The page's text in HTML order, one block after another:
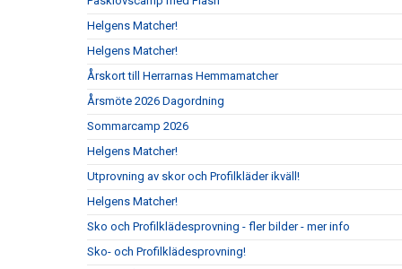
Helgens Matcher!
Helgens Matcher!
Årskort till Herrarnas Hemmamatcher
Årsmöte 2026 Dagordning
Sommarcamp 2026
Helgens Matcher!
Utprovning av skor och Profilkläder ikväll!
Helgens Matcher!
Sko och Profilklädesprovning - fler bilder - mer info
Sko- och Profilklädesprovning!